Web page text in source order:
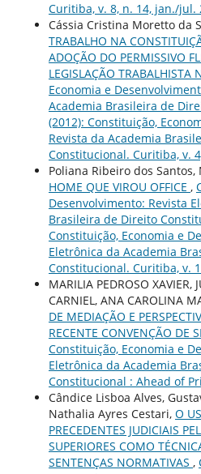
Curitiba, v. 8, n. 14, jan./jul.
Cássia Cristina Moretto da
TRABALHO NA
ADOÇÃO DO PERMISSIVO
LEGISLAÇÃO TRABALHISTA
Economia e
Academia Brasileira de
(2012): Constituição,
Revista da Academia
Constitucional. Curitiba, v.
Poliana Ribeiro dos
HOME QUE VIROU OFFICE ,
Desenvolvimento: Revista
Brasileira de Direito
Constituição, Economia e
Eletrônica da Academia
Constitucional. Curitiba, v.
MARILIA PEDROSO XAVIER,
CARNIEL, ANA CAROLINA
DE MEDIAÇÃO E
RECENTE CONVENÇÃO DE
Constituição, Economia e
Eletrônica da Academia
Constitucional : Ahead of
Cândice Lisboa Alves,
Nathalia Ayres Cestari, O
PRECEDENTES JUDICIAIS
SUPERIORES COMO
SENTENÇAS NORMATIVAS ,